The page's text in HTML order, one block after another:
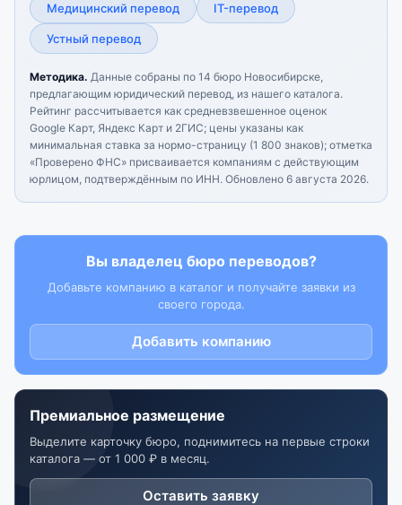
Медицинский перевод IT-перевод
Устный перевод
Методика. Данные собраны по 14 бюро Новосибирске,
предлагающим юридический перевод, из нашего каталога.
Рейтинг рассчитывается как средневзвешенное оценок
Google Карт, Яндекс Карт и 2ГИС; цены указаны как
минимальная ставка за нормо-страницу (1 800 знаков); отметка
«Проверено ФНС» присваивается компаниям с действующим
юрлицом, подтверждённым по ИНН. Обновлено 6 августа 2026.
Вы владелец бюро переводов?
Добавьте компанию в каталог и получайте заявки из
своего города.
Добавить компанию
Премиальное размещение
Выделите карточку бюро, поднимитесь на первые строки
каталога — от 1 000 ₽ в месяц.
Оставить заявку